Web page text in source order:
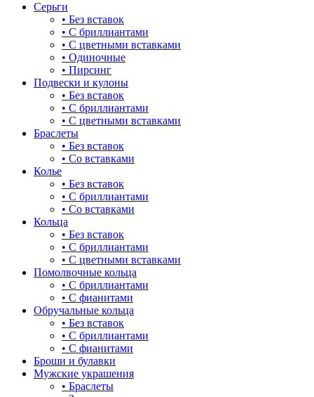
буквы
булавка
гвоздь
деревья
длинные
для мам
драконы и змеи
другие религии
животный мир
жучки и букашки
звезды
знаки зодиака
капля
квадрат (куб)
Серьги
• Без вставок
• С бриллиантами
• С цветными вставками
• Одиночные
• Пирсинг
Подвески и кулоны
• Без вставок
• С бриллиантами
• С цветными вставками
Браслеты
• Без вставок
• Со вставками
Колье
• Без вставок
• С бриллиантами
• Со вставками
Кольца
• Без вставок
• С бриллиантами
• С цветными вставками
Помолвочные кольца
• С бриллиантами
• С фианитами
Обручальные кольца
• Без вставок
• С бриллиантами
• С фианитами
Броши и булавки
Мужские украшения
• Браслеты